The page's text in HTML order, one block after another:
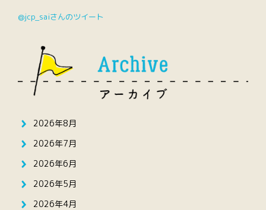
@jcp_saiさんのツイート
2026年8月
2026年7月
2026年6月
2026年5月
2026年4月